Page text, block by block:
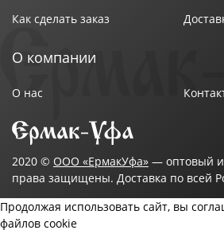
Как сделать заказ
О компании
О нас
2020 © ООО «ЕрмакУфа» — оптовый
права защищены. Доставка по всей
Продолжая использовать сайт, вы
файлов cookie